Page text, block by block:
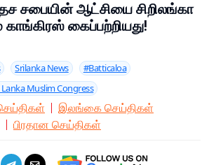
சபையின் ஆட்சியை சிறிலங்கா
காங்கிரஸ் கைப்பற்றியது!
Srilanka News
#Batticaloa
Lanka Muslim Congress
இலங்கை செய்திகள்
பிரதான செய்திகள்